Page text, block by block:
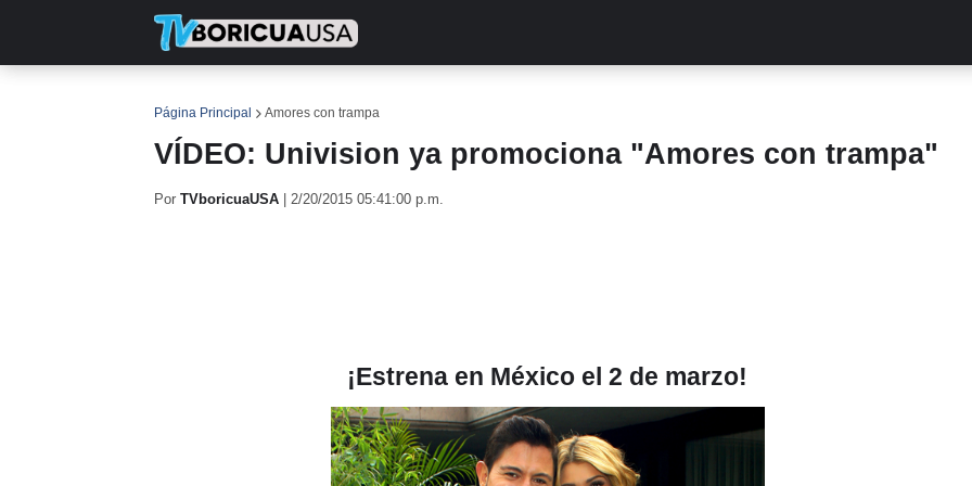
Página Principal Amores con trampa
VÍDEO: Univision ya promociona "Amores con trampa"
Por TVboricuaUSA 2/20/2015 05:41:00 p.m.
¡Estrena en México el 2 de marzo!